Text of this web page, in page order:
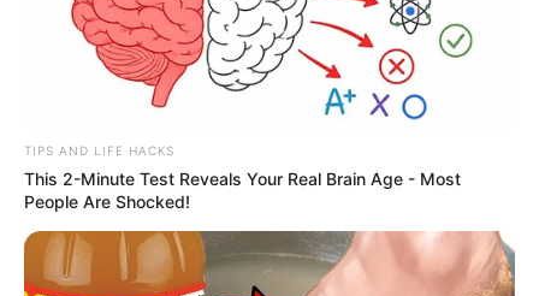
TIPS AND LIFE HACKS
This 2-Minute Test Reveals Your Real Brain Age - Most
People Are Shocked!